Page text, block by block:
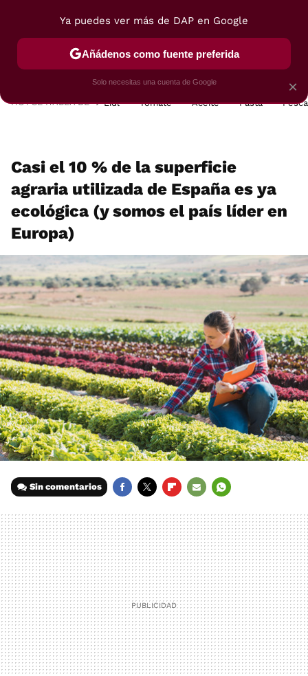
POSTRES VIAJES SELECCIÓN VEGUI
HOY SE HABLA DE Lidl Tomate Aceite Pasta
Casi el 10 % de la superficie
agraria utilizada de España es ya
ecológica (y somos el país líder en
Europa)
Sin comentarios
MAIL
×
Ya puedes ver más de DAP en Google
Añádenos como fuente preferida
Solo necesitas una cuenta de Google